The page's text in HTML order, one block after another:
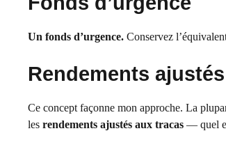
Un fonds d’urgence. Conservez
Rendements
Ce concept façonne mon approche. La
les rendements ajustés aux tracas — quel